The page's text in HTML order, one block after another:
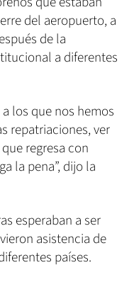
del aeropuerto, a
de la
a diferentes
los que nos hemos
repatriaciones, ver
regresa con
la pena”, dijo la
esperaban a ser
asistencia de
países.